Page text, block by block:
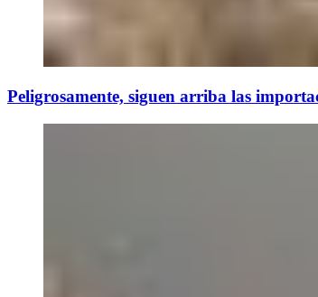
Peligrosamente, siguen arriba las